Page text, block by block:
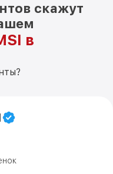
скажут
в